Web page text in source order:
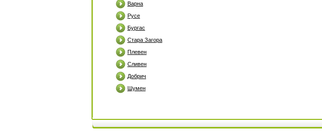
Варна
Русе
Бургас
Стара Загора
Плевен
Сливен
Добрич
Шумен